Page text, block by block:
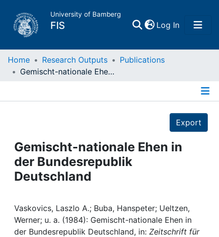
University of Bamberg
FIS Log In(current)
Home
Projects
People
Awards
Home Research Outputs
Publications
Gemischt-nationale Ehen in der Bundesrepublik Deutschland
Export
Gemischt-nationale Ehen in
der Bundesrepublik
Deutschland
Vaskovics, Laszlo A.; Buba, Hanspeter; Ueltzen,
Werner; u. a. (1984): Gemischt-nationale Ehen in
der Bundesrepublik Deutschland, in: Zeitschrift für